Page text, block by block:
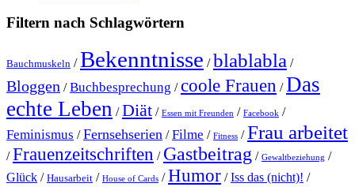
Filtern nach Schlagwörtern
Bauchmuskeln /Bekenntnisse /blablabla /
Bloggen /Buchbesprechung /coole Frauen /Das
echte Leben /Diät / Essen mit Freunden / Facebook /
Feminismus /Fernsehserien /Filme / Fitness /Frau arbeitet
/Frauenzeitschriften / Gastbeitrag / Gewaltbeziehung /
Glück / Hausarbeit / House of Cards /Humor /Iss das (nicht)! /